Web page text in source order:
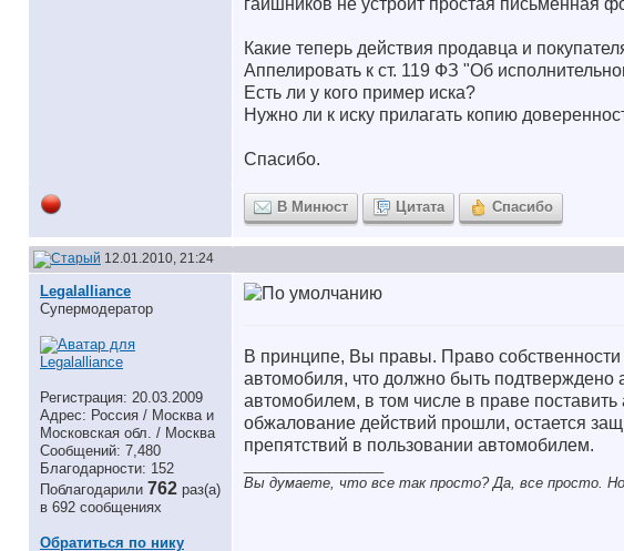
гаишников не устроит простая письменная
Какие теперь действия продавца и
Аппелировать к ст. 119 ФЗ "Об
Есть ли у кого пример иска?
Нужно ли к иску прилагать копию
Спасибо.
В Минюст Цитата Спасибо
12.01.2010, 21:24
Legalalliance
Супермодератор
Регистрация: 20.03.2009
Адрес: Россия / Москва и
Московская обл. / Москва
Сообщений: 7,480
Благодарности: 152
Поблагодарили 762 раз(а)
в 692 сообщениях
Обратиться по нику
В принципе, Вы правы. Право
автомобиля, что должно быть подтверждено
автомобилем, в том числе в праве
обжалование действий прошли, остается
препятствий в пользовании автомобилем.
Вы думаете, что все так просто? Да, все просто.